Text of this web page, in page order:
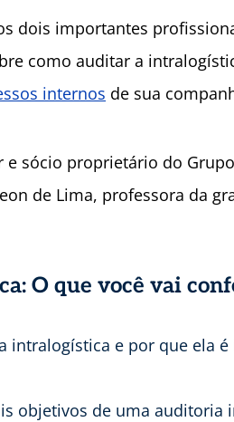
dois importantes
como auditar a
internos de sua
e sócio proprietário do
de Lima, professora da
O que você vai
intralogística e por que ela
objetivos de uma auditoria